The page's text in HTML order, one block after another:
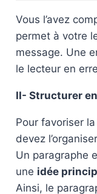
Vous l’avez
permet à votre
message. Une
le lecteur en
II- Structurer
Pour favoriser
devez
Un paragraphe
une idée
Ainsi, le